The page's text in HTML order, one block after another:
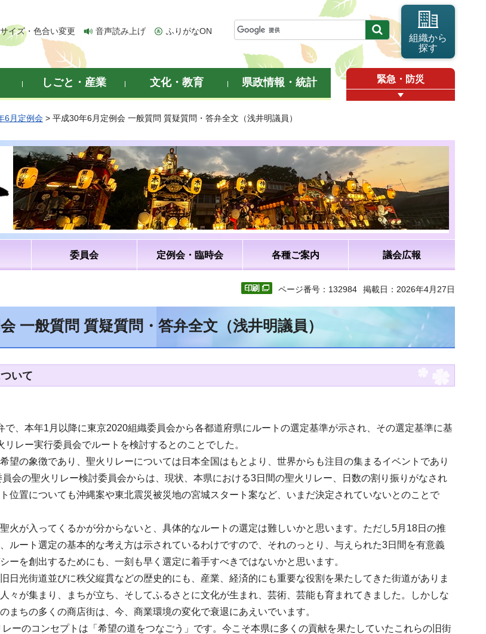
イズ・色合い変更 音声読み上げ ふりがなON
組織から
探す
しごと・産業 文化・教育 県政情報・統計 緊急・防災
6月定例会 > 平成30年6月定例会 一般質問 質疑質問・答弁全文（浅井明議員）
委員会 定例会・臨時会 各種ご案内 議会広報
ページ番号：132984 掲載日：2026年4月27日
一般質問 質疑質問・答弁全文（浅井明議員）
いて
で、本年1月以降に東京2020組織委員会から各都道府県にルートの選定基準が示され、その選定基準に基
レー実行委員会でルートを検討するとのことでした。
望の象徴であり、聖火リレーについては日本全国はもとより、世界からも注目の集まるイベントであり
会の聖火リレー検討委員会からは、現状、本県における3日間の聖火リレー、日数の割り振りがなされ
位置についても沖縄案や東北震災被災地の宮城スタート案など、いまだ決定されていないとのことで
火が入ってくるかが分からないと、具体的なルートの選定は難しいかと思います。ただし5月18日の推
ルート選定の基本的な考え方は示されているわけですので、それのっとり、与えられた3日間を有意義
ーを創出するためにも、一刻も早く選定に着手すべきではないかと思います。
日光街道並びに秩父縦貫などの歴史的にも、産業、経済的にも重要な役割を果たしてきた街道がありま
々が集まり、まちが立ち、そしてふるさとに文化が生まれ、芸術、芸能も育まれてきました。しかしな
まちの多くの商店街は、今、商業環境の変化で衰退にあえいでいます。
ーのコンセプトは「希望の道をつなごう」です。今こそ本県に多くの貢献を果たしていたこれらの旧街